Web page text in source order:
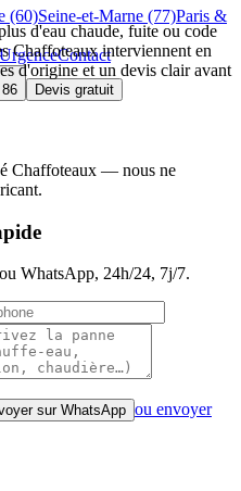
(60)Seine-et-Marne (77)Paris &
UrgenceContact
Devis gratuit
d'eau chaude, fuite ou code
Chaffoteaux interviennent en
d'origine et un devis clair avant
Chaffoteaux — nous ne
WhatsApp, 24h/24, 7j/7.
sur WhatsApp ou envoyer